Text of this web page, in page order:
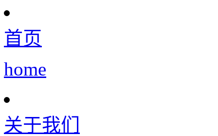
首页
home
关于我们